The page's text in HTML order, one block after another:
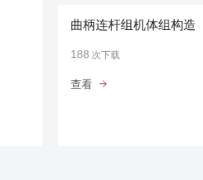
曲柄连杆组机体组构造
188 次下载
查看